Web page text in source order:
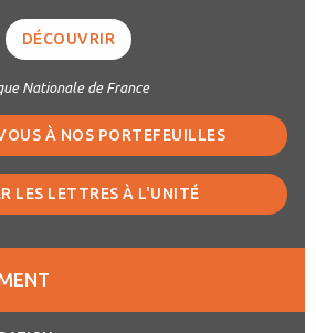
DÉCOUVRIR
Nationale de France
À NOS PORTEFEUILLES
LES LETTRES À L'UNITÉ